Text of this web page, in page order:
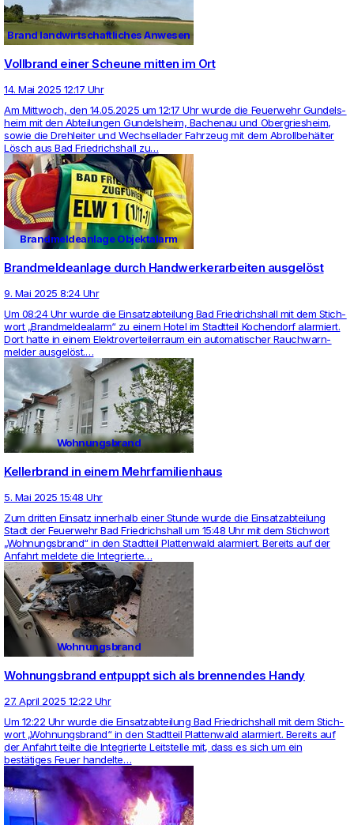
Brand landwirtschaftliches Anwesen
Vollbrand einer Scheune mitten im Ort
14. Mai 2025 12:17 Uhr
Am Mitt­woch, den 14.05.2025 um 12:17 Uhr wurde die Feu­er­wehr Gun­dels­
heim mit den Abtei­lungen Gun­dels­heim, Bach­enau und Ober­gries­heim,
sowie die Dreh­leiter und Wech­sel­lader Fahr­zeug mit dem Abrollbehälter
Lösch aus Bad Fried­richs­hall zu…
Brandmeldeanlage Objektalarm
Brandmeldeanlage durch Handwerkerarbeiten ausgelöst
9. Mai 2025 8:24 Uhr
Um 08:24 Uhr wurde die Ein­satz­ab­tei­lung Bad Fried­richs­hall mit dem Stich­
wort „Brand­mel­de­alarm“ zu einem Hotel im Stadt­teil Kochen­dorf alar­miert.
Dort hatte in einem Elek­tro­ver­tei­ler­raum ein auto­ma­ti­scher Rauch­warn­
melder ausgelöst.…
Wohnungsbrand
Kellerbrand in einem Mehrfamilienhaus
5. Mai 2025 15:48 Uhr
Zum dritten Ein­satz inner­halb einer Stunde wurde die Ein­satz­ab­tei­lung
Stadt der Feu­er­wehr Bad Fried­richs­hall um 15:48 Uhr mit dem Stich­wort
„Woh­nungs­brand“ in den Stadt­teil Plat­ten­wald alar­miert. Bereits auf der
Anfahrt mel­dete die Inte­grierte…
Wohnungsbrand
Wohnungsbrand entpuppt sich als brennendes Handy
27. April 2025 12:22 Uhr
Um 12:22 Uhr wurde die Ein­satz­ab­tei­lung Bad Fried­richs­hall mit dem Stich­
wort „Woh­nungs­brand“ in den Stadt­teil Plat­ten­wald alar­miert. Bereits auf
der Anfahrt teilte die Inte­grierte Leit­stelle mit, dass es sich um ein
bestätiges Feuer han­delte…